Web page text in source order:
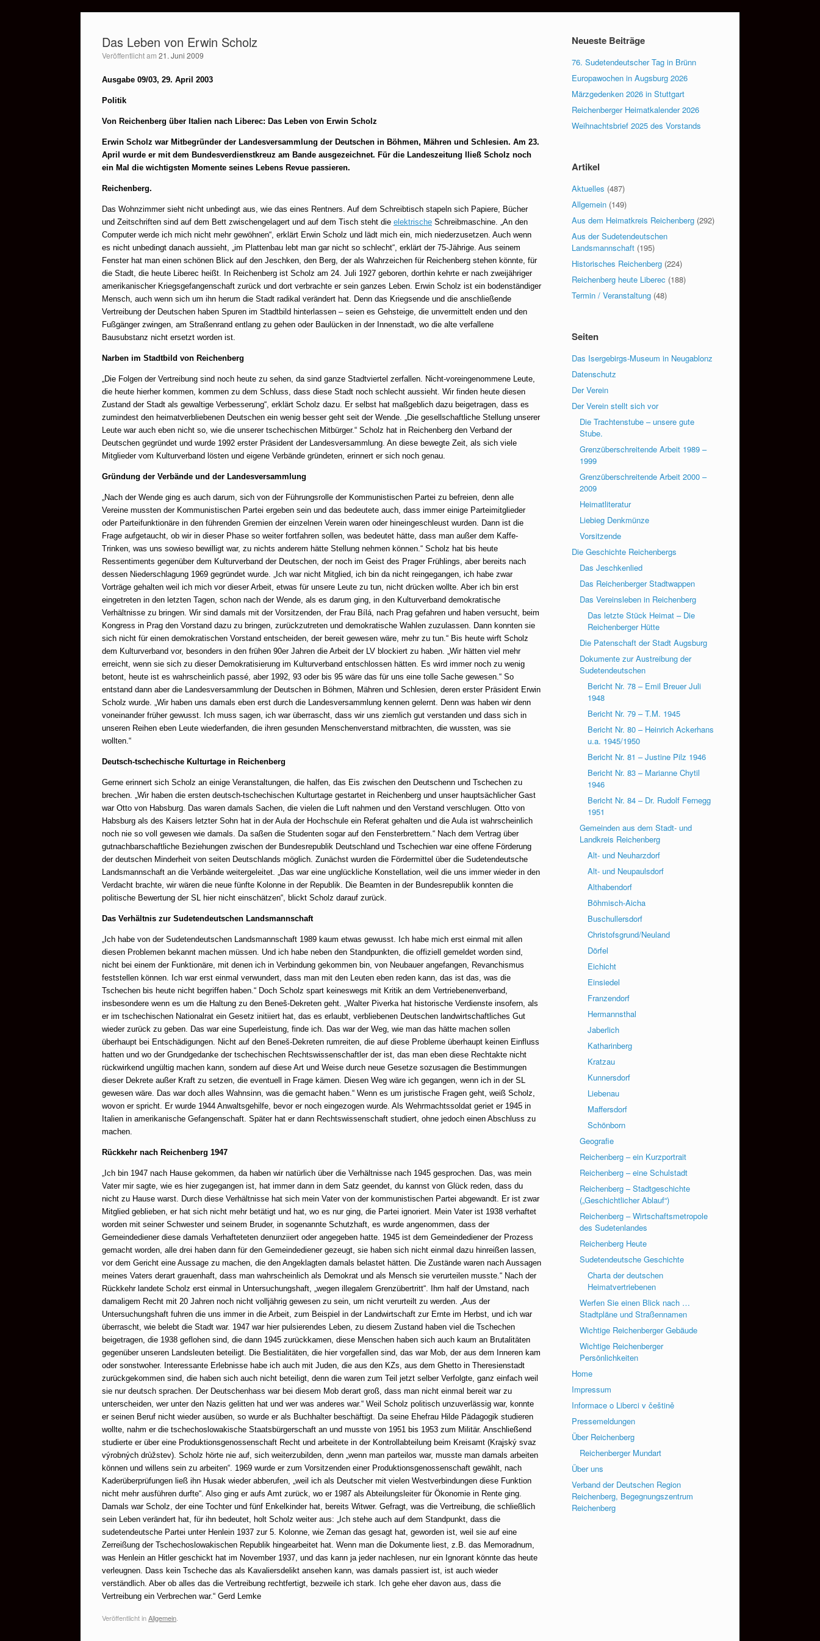
springenDas Leben von Erwin Scholz
Veröffentlicht am 21. Juni 2009
Ausgabe 09/03, 29. April 2003
Politik
Von Reichenberg über Italien nach Liberec: Das Leben von Erwin Scholz
Erwin Scholz war Mitbegründer der Landesversammlung der Deutschen in Böhmen, Mähren und Schlesien. Am 23.
April wurde er mit dem Bundesverdienstkreuz am Bande ausgezeichnet. Für die Landeszeitung lließ Scholz noch
ein Mal die wichtigsten Momente seines Lebens Revue passieren.
Reichenberg.
Das Wohnzimmer sieht nicht unbedingt aus, wie das eines Rentners. Auf dem Schreibtisch stapeln sich Papiere, Bücher
und Zeitschriften sind auf dem Bett zwischengelagert und auf dem Tisch steht die elektrische Schreibmaschine. „An den
Computer werde ich mich nicht mehr gewöhnen“, erklärt Erwin Scholz und lädt mich ein, mich niederzusetzen. Auch wenn
es nicht unbedingt danach aussieht, „im Plattenbau lebt man gar nicht so schlecht“, erklärt der 75-Jährige. Aus seinem
Fenster hat man einen schönen Blick auf den Jeschken, den Berg, der als Wahrzeichen für Reichenberg stehen könnte, für
die Stadt, die heute Liberec heißt. In Reichenberg ist Scholz am 24. Juli 1927 geboren, dorthin kehrte er nach zweijähriger
amerikanischer Kriegsgefangenschaft zurück und dort verbrachte er sein ganzes Leben. Erwin Scholz ist ein bodenständiger
Mensch, auch wenn sich um ihn herum die Stadt radikal verändert hat. Denn das Kriegsende und die anschließende
Vertreibung der Deutschen haben Spuren im Stadtbild hinterlassen – seien es Gehsteige, die unvermittelt enden und den
Fußgänger zwingen, am Straßenrand entlang zu gehen oder Baulücken in der Innenstadt, wo die alte verfallene
Bausubstanz nicht ersetzt worden ist.
Narben im Stadtbild von Reichenberg
„Die Folgen der Vertreibung sind noch heute zu sehen, da sind ganze Stadtviertel zerfallen. Nicht-voreingenommene Leute,
die heute hierher kommen, kommen zu dem Schluss, dass diese Stadt noch schlecht aussieht. Wir finden heute diesen
Zustand der Stadt als gewaltige Verbesserung“, erklärt Scholz dazu. Er selbst hat maßgeblich dazu beigetragen, dass es
zumindest den heimatverbliebenen Deutschen ein wenig besser geht seit der Wende. „Die gesellschaftliche Stellung unserer
Leute war auch eben nicht so, wie die unserer tschechischen Mitbürger.“ Scholz hat in Reichenberg den Verband der
Deutschen gegründet und wurde 1992 erster Präsident der Landesversammlung. An diese bewegte Zeit, als sich viele
Mitglieder vom Kulturverband lösten und eigene Verbände gründeten, erinnert er sich noch genau.
Gründung der Verbände und der Landesversammlung
„Nach der Wende ging es auch darum, sich von der Führungsrolle der Kommunistischen Partei zu befreien, denn alle
Vereine mussten der Kommunistischen Partei ergeben sein und das bedeutete auch, dass immer einige Parteimitglieder
oder Parteifunktionäre in den führenden Gremien der einzelnen Verein waren oder hineingeschleust wurden. Dann ist die
Frage aufgetaucht, ob wir in dieser Phase so weiter fortfahren sollen, was bedeutet hätte, dass man außer dem Kaffe-
Trinken, was uns sowieso bewilligt war, zu nichts anderem hätte Stellung nehmen können.“ Scholz hat bis heute
Ressentiments gegenüber dem Kulturverband der Deutschen, der noch im Geist des Prager Frühlings, aber bereits nach
dessen Niederschlagung 1969 gegründet wurde. „Ich war nicht Mitglied, ich bin da nicht reingegangen, ich habe zwar
Vorträge gehalten weil ich mich vor dieser Arbeit, etwas für unsere Leute zu tun, nicht drücken wollte. Aber ich bin erst
eingetreten in den letzten Tagen, schon nach der Wende, als es darum ging, in den Kulturverband demokratische
Verhältnisse zu bringen. Wir sind damals mit der Vorsitzenden, der Frau Bílá, nach Prag gefahren und haben versucht, beim
Kongress in Prag den Vorstand dazu zu bringen, zurückzutreten und demokratische Wahlen zuzulassen. Dann konnten sie
sich nicht für einen demokratischen Vorstand entscheiden, der bereit gewesen wäre, mehr zu tun.“ Bis heute wirft Scholz
dem Kulturverband vor, besonders in den frühen 90er Jahren die Arbeit der LV blockiert zu haben. „Wir hätten viel mehr
erreicht, wenn sie sich zu dieser Demokratisierung im Kulturverband entschlossen hätten. Es wird immer noch zu wenig
betont, heute ist es wahrscheinlich passé, aber 1992, 93 oder bis 95 wäre das für uns eine tolle Sache gewesen.“ So
entstand dann aber die Landesversammlung der Deutschen in Böhmen, Mähren und Schlesien, deren erster Präsident Erwin
Scholz wurde. „Wir haben uns damals eben erst durch die Landesversammlung kennen gelernt. Denn was haben wir denn
voneinander früher gewusst. Ich muss sagen, ich war überrascht, dass wir uns ziemlich gut verstanden und dass sich in
unseren Reihen eben Leute wiederfanden, die ihren gesunden Menschenverstand mitbrachten, die wussten, was sie
wollten.“
Deutsch-tschechische Kulturtage in Reichenberg
Gerne erinnert sich Scholz an einige Veranstaltungen, die halfen, das Eis zwischen den Deutschenn und Tschechen zu
brechen. „Wir haben die ersten deutsch-tschechischen Kulturtage gestartet in Reichenberg und unser hauptsächlicher Gast
war Otto von Habsburg. Das waren damals Sachen, die vielen die Luft nahmen und den Verstand verschlugen. Otto von
Habsburg als des Kaisers letzter Sohn hat in der Aula der Hochschule ein Referat gehalten und die Aula ist wahrscheinlich
noch nie so voll gewesen wie damals. Da saßen die Studenten sogar auf den Fensterbrettern.“ Nach dem Vertrag über
gutnachbarschaftliche Beziehungen zwischen der Bundesrepublik Deutschland und Tschechien war eine offene Förderung
der deutschen Minderheit von seiten Deutschlands möglich. Zunächst wurden die Fördermittel über die Sudetendeutsche
Landsmannschaft an die Verbände weitergeleitet. „Das war eine unglückliche Konstellation, weil die uns immer wieder in den
Verdacht brachte, wir wären die neue fünfte Kolonne in der Republik. Die Beamten in der Bundesrepublik konnten die
politische Bewertung der SL hier nicht einschätzen“, blickt Scholz darauf zurück.
Das Verhältnis zur Sudetendeutschen Landsmannschaft
„Ich habe von der Sudetendeutschen Landsmannschaft 1989 kaum etwas gewusst. Ich habe mich erst einmal mit allen
diesen Problemen bekannt machen müssen. Und ich habe neben den Standpunkten, die offiziell gemeldet worden sind,
nicht bei einem der Funktionäre, mit denen ich in Verbindung gekommen bin, von Neubauer angefangen, Revanchismus
feststellen können. Ich war erst einmal verwundert, dass man mit den Leuten eben reden kann, das ist das, was die
Tschechen bis heute nicht begriffen haben.“ Doch Scholz spart keineswegs mit Kritik an dem Vertriebenenverband,
insbesondere wenn es um die Haltung zu den Beneš-Dekreten geht. „Walter Piverka hat historische Verdienste insofern, als
er im tschechischen Nationalrat ein Gesetz initiiert hat, das es erlaubt, verbliebenen Deutschen landwirtschaftliches Gut
wieder zurück zu geben. Das war eine Superleistung, finde ich. Das war der Weg, wie man das hätte machen sollen
überhaupt bei Entschädigungen. Nicht auf den Beneš-Dekreten rumreiten, die auf diese Probleme überhaupt keinen Einfluss
hatten und wo der Grundgedanke der tschechischen Rechtswissenschaftler der ist, das man eben diese Rechtakte nicht
rückwirkend ungültig machen kann, sondern auf diese Art und Weise durch neue Gesetze sozusagen die Bestimmungen
dieser Dekrete außer Kraft zu setzen, die eventuell in Frage kämen. Diesen Weg wäre ich gegangen, wenn ich in der SL
gewesen wäre. Das war doch alles Wahnsinn, was die gemacht haben.“ Wenn es um juristische Fragen geht, weiß Scholz,
wovon er spricht. Er wurde 1944 Anwaltsgehilfe, bevor er noch eingezogen wurde. Als Wehrmachtssoldat geriet er 1945 in
Italien in amerikanische Gefangenschaft. Später hat er dann Rechtswissenschaft studiert, ohne jedoch einen Abschluss zu
machen.
Rückkehr nach Reichenberg 1947
„Ich bin 1947 nach Hause gekommen, da haben wir natürlich über die Verhältnisse nach 1945 gesprochen. Das, was mein
Vater mir sagte, wie es hier zugegangen ist, hat immer dann in dem Satz geendet, du kannst von Glück reden, dass du
nicht zu Hause warst. Durch diese Verhältnisse hat sich mein Vater von der kommunistischen Partei abgewandt. Er ist zwar
Mitglied geblieben, er hat sich nicht mehr betätigt und hat, wo es nur ging, die Partei ignoriert. Mein Vater ist 1938 verhaftet
worden mit seiner Schwester und seinem Bruder, in sogenannte Schutzhaft, es wurde angenommen, dass der
Gemeindediener diese damals Verhafteteten denunziiert oder angegeben hatte. 1945 ist dem Gemeindediener der Prozess
gemacht worden, alle drei haben dann für den Gemeindediener gezeugt, sie haben sich nicht einmal dazu hinreißen lassen,
vor dem Gericht eine Aussage zu machen, die den Angeklagten damals belastet hätten. Die Zustände waren nach Aussagen
meines Vaters derart grauenhaft, dass man wahrscheinlich als Demokrat und als Mensch sie verurteilen musste.“ Nach der
Rückkehr landete Scholz erst einmal in Untersuchungshaft, „wegen illegalem Grenzübertritt“. Ihm half der Umstand, nach
damaligem Recht mit 20 Jahren noch nicht volljährig gewesen zu sein, um nicht verurteilt zu werden. „Aus der
Untersuchungshaft fuhren die uns immer in die Arbeit, zum Beispiel in der Landwirtschaft zur Ernte im Herbst, und ich war
überrascht, wie belebt die Stadt war. 1947 war hier pulsierendes Leben, zu diesem Zustand haben viel die Tschechen
beigetragen, die 1938 geflohen sind, die dann 1945 zurückkamen, diese Menschen haben sich auch kaum an Brutalitäten
gegenüber unseren Landsleuten beteiligt. Die Bestialitäten, die hier vorgefallen sind, das war Mob, der aus dem Inneren kam
oder sonstwoher. Interessante Erlebnisse habe ich auch mit Juden, die aus den KZs, aus dem Ghetto in Theresienstadt
zurückgekommen sind, die haben sich auch nicht beteiligt, denn die waren zum Teil jetzt selber Verfolgte, ganz einfach weil
sie nur deutsch sprachen. Der Deutschenhass war bei diesem Mob derart groß, dass man nicht einmal bereit war zu
unterscheiden, wer unter den Nazis gelitten hat und wer was anderes war.“ Weil Scholz politisch unzuverlässig war, konnte
er seinen Beruf nicht wieder ausüben, so wurde er als Buchhalter beschäftigt. Da seine Ehefrau Hilde Pädagogik studieren
wollte, nahm er die tschechoslowakische Staatsbürgerschaft an und musste von 1951 bis 1953 zum Militär. Anschließend
studierte er über eine Produktionsgenossenschaft Recht und arbeitete in der Kontrollabteilung beim Kreisamt (Krajský svaz
výrobných drùžstev). Scholz hörte nie auf, sich weiterzubilden, denn „wenn man parteilos war, musste man damals arbeiten
können und willens sein zu arbeiten“. 1969 wurde er zum Vorsitzenden einer Produktionsgenossenschaft gewählt, nach
Kaderüberprüfungen ließ ihn Husak wieder abberufen, „weil ich als Deutscher mit vielen Westverbindungen diese Funktion
nicht mehr ausführen durfte“. Also ging er aufs Amt zurück, wo er 1987 als Abteilungsleiter für Ökonomie in Rente ging.
Damals war Scholz, der eine Tochter und fünf Enkelkinder hat, bereits Witwer. Gefragt, was die Vertreibung, die schließlich
sein Leben verändert hat, für ihn bedeutet, holt Scholz weiter aus: „Ich stehe auch auf dem Standpunkt, dass die
sudetendeutsche Partei unter Henlein 1937 zur 5. Kolonne, wie Zeman das gesagt hat, geworden ist, weil sie auf eine
Zerreißung der Tschechoslowakischen Republik hingearbeitet hat. Wenn man die Dokumente liest, z.B. das Memoradnum,
was Henlein an Hitler geschickt hat im November 1937, und das kann ja jeder nachlesen, nur ein Ignorant könnte das heute
verleugnen. Dass kein Tscheche das als Kavaliersdelikt ansehen kann, was damals passiert ist, ist auch wieder
verständlich. Aber ob alles das die Vertreibung rechtfertigt, bezweile ich stark. Ich gehe eher davon aus, dass die
Vertreibung ein Verbrechen war.“ Gerd Lemke
Veröffentlicht inAllgemein
Neueste Beiträge
76. Sudetendeutscher Tag in Brünn
Europawochen in Augsburg 2026
Märzgedenken 2026 in Stuttgart
Reichenberger Heimatkalender 2026
Weihnachtsbrief 2025 des Vorstands
Artikel
Aktuelles (487)
Allgemein (149)
Aus dem Heimatkreis Reichenberg (292)
Aus der Sudetendeutschen
Landsmannschaft (195)
Historisches Reichenberg (224)
Reichenberg heute Liberec (188)
Termin / Veranstaltung (48)
Seiten
Das Isergebirgs-Museum in Neugablonz
Datenschutz
Der Verein
Der Verein stellt sich vor
Die Trachtenstube – unsere gute
Stube.
Grenzüberschreitende Arbeit 1989 –
1999
Grenzüberschreitende Arbeit 2000 –
2009
Heimatliteratur
Liebieg Denkmünze
Vorsitzende
Die Geschichte Reichenbergs
Das Jeschkenlied
Das Reichenberger Stadtwappen
Das Vereinsleben in Reichenberg
Das letzte Stück Heimat – Die
Reichenberger Hütte
Die Patenschaft der Stadt Augsburg
Dokumente zur Austreibung der
Sudetendeutschen
Bericht Nr. 78 – Emil Breuer Juli
1948
Bericht Nr. 79 – T.M. 1945
Bericht Nr. 80 – Heinrich Ackerhans
u.a. 1945/1950
Bericht Nr. 81 – Justine Pilz 1946
Bericht Nr. 83 – Marianne Chytil
1946
Bericht Nr. 84 – Dr. Rudolf Fernegg
1951
Gemeinden aus dem Stadt- und
Landkreis Reichenberg
Alt- und Neuharzdorf
Alt- und Neupaulsdorf
Althabendorf
Böhmisch-Aicha
Buschullersdorf
Christofsgrund/Neuland
Dörfel
Eichicht
Einsiedel
Franzendorf
Hermannsthal
Jaberlich
Katharinberg
Kratzau
Kunnersdorf
Liebenau
Maffersdorf
Schönborn
Geografie
Reichenberg – ein Kurzportrait
Reichenberg – eine Schulstadt
Reichenberg – Stadtgeschichte
(„Geschichtlicher Ablauf“)
Reichenberg – Wirtschaftsmetropole
des Sudetenlandes
Reichenberg Heute
Sudetendeutsche Geschichte
Charta der deutschen
Heimatvertriebenen
Werfen Sie einen Blick nach …
Stadtpläne und Straßennamen
Wichtige Reichenberger Gebäude
Wichtige Reichenberger
Persönlichkeiten
Home
Impressum
Informace o Liberci v češtině
Pressemeldungen
Über Reichenberg
Reichenberger Mundart
Über uns
Verband der Deutschen Region
Reichenberg, Begegnungszentrum
Reichenberg